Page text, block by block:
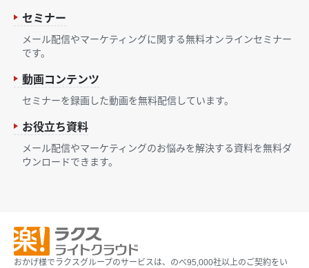
セミナー
メール配信やマーケティングに関する無料オンラインセミナー
です。
動画コンテンツ
セミナーを録画した動画を無料配信しています。
お役立ち資料
メール配信やマーケティングのお悩みを解決する資料を無料ダ
ウンロードできます。
おかげ様でラクスグループのサービスは、のべ95,000社以上のご契約をい